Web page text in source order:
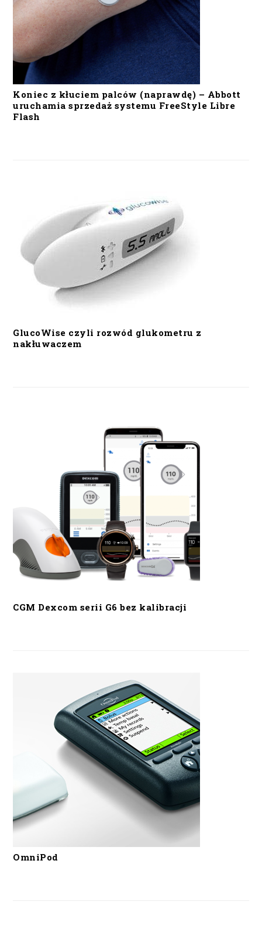
Koniec z kłuciem palców (naprawdę) – Abbott
uruchamia sprzedaż systemu FreeStyle Libre
Flash
GlucoWise czyli rozwód glukometru z
nakłuwaczem
CGM Dexcom serii G6 bez kalibracji
OmniPod